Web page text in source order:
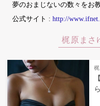
夢のおまじないの数々をお
公式サイト : http://
梶原まさ